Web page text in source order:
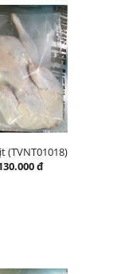
(TVNT01018)
đ